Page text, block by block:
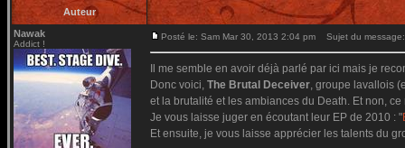
Auteur
Nawak
Addict !
Posté le: Sam Mar 30, 2013 2:04 pm Sujet du message:
Il me semble en avoir déjà parlé par ici mais je
Donc voici, The Brutal Deceiver, groupe lavallois
et la brutalité et les ambiances du Death. Et non,
Je vous laisse juger en écoutant leur EP de 2010 : "
Et ensuite, je vous laisse apprécier les talents du